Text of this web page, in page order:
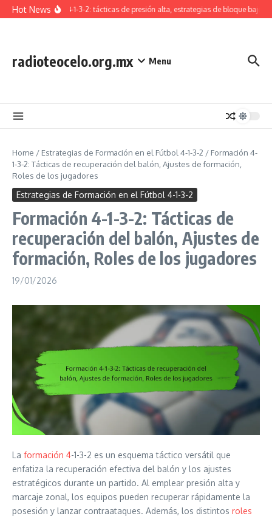
Skip to content
Hot News
Formación 4-1-3-2: tácticas de presión alta, estrategias de bloque bajo,
radioteocelo.org.mx Menu
Home / Estrategias de Formación en el Fútbol 4-1-3-2 / Formación 4-
1-3-2: Tácticas de recuperación del balón, Ajustes de formación,
Roles de los jugadores
Estrategias de Formación en el Fútbol 4-1-3-2
Formación 4-1-3-2: Tácticas de
recuperación del balón, Ajustes de
formación, Roles de los jugadores
19/01/2026
La formación 4-1-3-2 es un esquema táctico versátil que
enfatiza la recuperación efectiva del balón y los ajustes
estratégicos durante un partido. Al emplear presión alta y
marcaje zonal, los equipos pueden recuperar rápidamente la
posesión y lanzar contraataques. Además, los distintos roles